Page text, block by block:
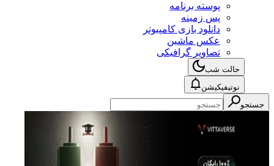
پوسته برنامه
پس زمینه
دانلود بازی کامپیوتر
عکس ماشین
تصاویر گرافیکی
حالت شب
نوتیفیکیشن
جستجو